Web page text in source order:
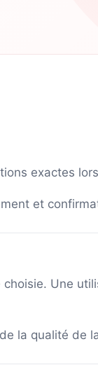
exactes
et
Une
la qualité de